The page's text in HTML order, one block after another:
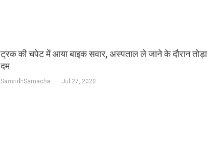
ट्रक की चपेट में आया बाइक सवार, अस्पताल ले जाने के दौरान तोड़ा
दम
SamridhSamachar Desk Jul 27, 2020